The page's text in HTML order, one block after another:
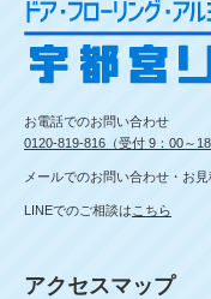
お電話でのお問い合わせ
0120-819-816（受付 9：00～18
メールでのお問い合わせ・お見
LINEでのご相談は こちら
アクセスマップ